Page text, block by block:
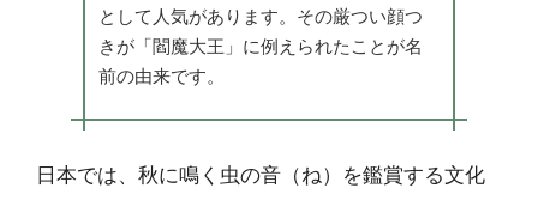
として人気があります。その厳つい顔つ
きが「閻魔大王」に例えられたことが名
前の由来です。
日本では、秋に鳴く虫の音（ね）を鑑賞する文化